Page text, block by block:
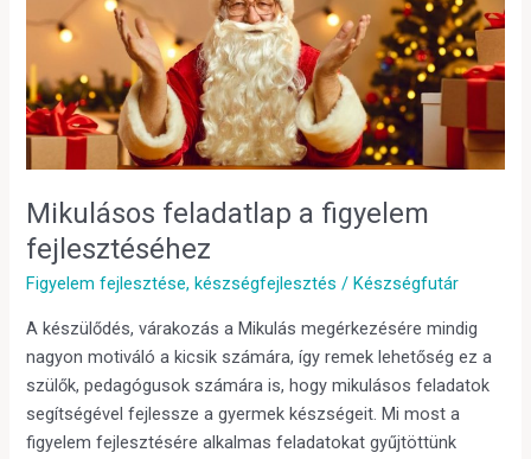
Mikulásos feladatlap a figyelem
fejlesztéséhez
Figyelem fejlesztése, készségfejlesztés / Készségfutár
A készülődés, várakozás a Mikulás megérkezésére mindig
nagyon motiváló a kicsik számára, így remek lehetőség ez a
szülők, pedagógusok számára is, hogy mikulásos feladatok
segítségével fejlessze a gyermek készségeit. Mi most a
figyelem fejlesztésére alkalmas feladatokat gyűjtöttünk
figyelem
fejlesztéséhez